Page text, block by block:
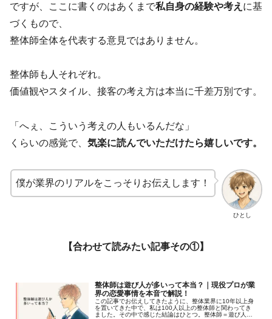
ですが、ここに書くのはあくまで私自身の経験や考え に基
づくもので、
整体師全体を代表する意見ではありません。
整体師も人それぞれ。
価値観やスタイル、接客の考え方は本当に千差万別です。
「へぇ、こういう考えの人もいるんだな」
くらいの感覚で、 気楽に読んでいただけたら嬉しいです。
ひとし
僕が業界のリアルをこっそりお伝えします！
【合わせて読みたい記事その①】
整体師は遊び人が多いって本当？｜現役プロが業
界の恋愛事情を本音で解説！
この記事でお伝えしてきたように、整体業界に10年以上身
を置いてきた中で、私は100人以上の整体師と関わってき
ました。その中で感じた結論はひとつ。整体師＝遊び人、